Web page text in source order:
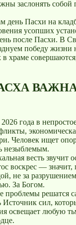
заслонять собой
день Пасхи на
усопших
после Пасхи. В
победу жизни
храме
года в
Человек ищет
незыблемым.
весть звучит
воскрес — значит,
не за
За Богом.
проблемы решатся
Источник сил,
освещает любую